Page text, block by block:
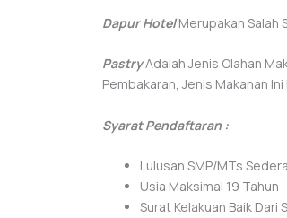
Dapur HotelMerupakan Salah
PastryAdalah Jenis Olahan
Pembakaran, Jenis Makanan
Syarat Pendaftaran :
Lulusan SMP/MTs
Usia Maksimal 19 Tahun
Surat Kelakuan Baik Dari